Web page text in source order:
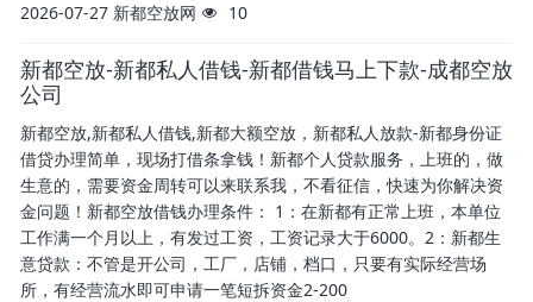
2026-07-27 新都空放网 10
新都空放-新都私人借钱-新都借钱马上下款-成都空放
公司
新都空放,新都私人借钱,新都大额空放，新都私人放款-新都身份证
借贷办理简单，现场打借条拿钱！新都个人贷款服务，上班的，做
生意的，需要资金周转可以来联系我，不看征信，快速为你解决资
金问题！新都空放借钱办理条件： 1：在新都有正常上班，本单位
工作满一个月以上，有发过工资，工资记录大于6000。2：新都生
意贷款：不管是开公司，工厂，店铺，档口，只要有实际经营场
所，有经营流水即可申请一笔短拆资金2-200